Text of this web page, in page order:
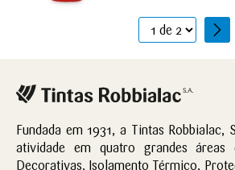
1
2
Fundada em 1931, a Tintas Robbialac,
atividade em quatro grandes áreas
Decorativas, Isolamento Térmico,